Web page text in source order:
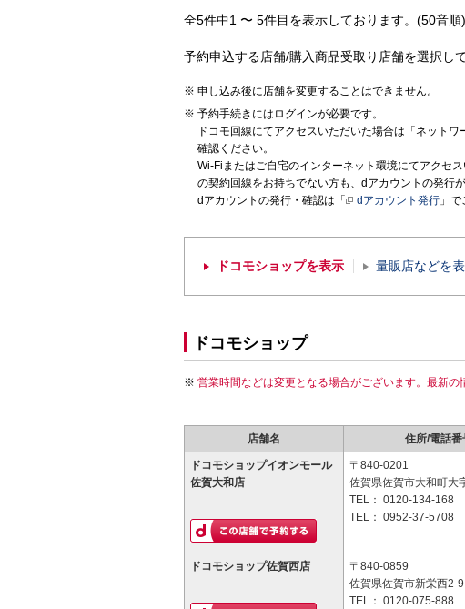
全5件中1 〜 5件目を表示しております。(50音順)
予約申込する店舗/購入商品受取り店舗を選択し
申し込み後に店舗を変更することはできません。
予約手続きにはログインが必要です。
ドコモ回線にてアクセスいただいた場合は「ネット
確認ください。
Wi-Fiまたはご自宅のインターネット環境にてアクセ
の契約回線をお持ちでない方も、dアカウントの発行が
dアカウントの発行・確認は「
dアカウント発行 」
ドコモショップを表示 量販店などを
ドコモショップ
営業時間などは変更となる場合がございます。最新の
店舗名 住所/電話番
ドコモショップイオンモール
佐賀大和店
〒840-0201
佐賀県佐賀市大和町大
TEL： 0120-134-168
TEL： 0952-37-5708
ドコモショップ佐賀西店
〒840-0859
佐賀県佐賀市新栄西2-
TEL： 0120-075-888